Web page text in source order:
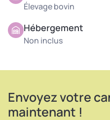
Élevage bovin
Hébergement
Non inclus
Envoyez votre
maintenant !